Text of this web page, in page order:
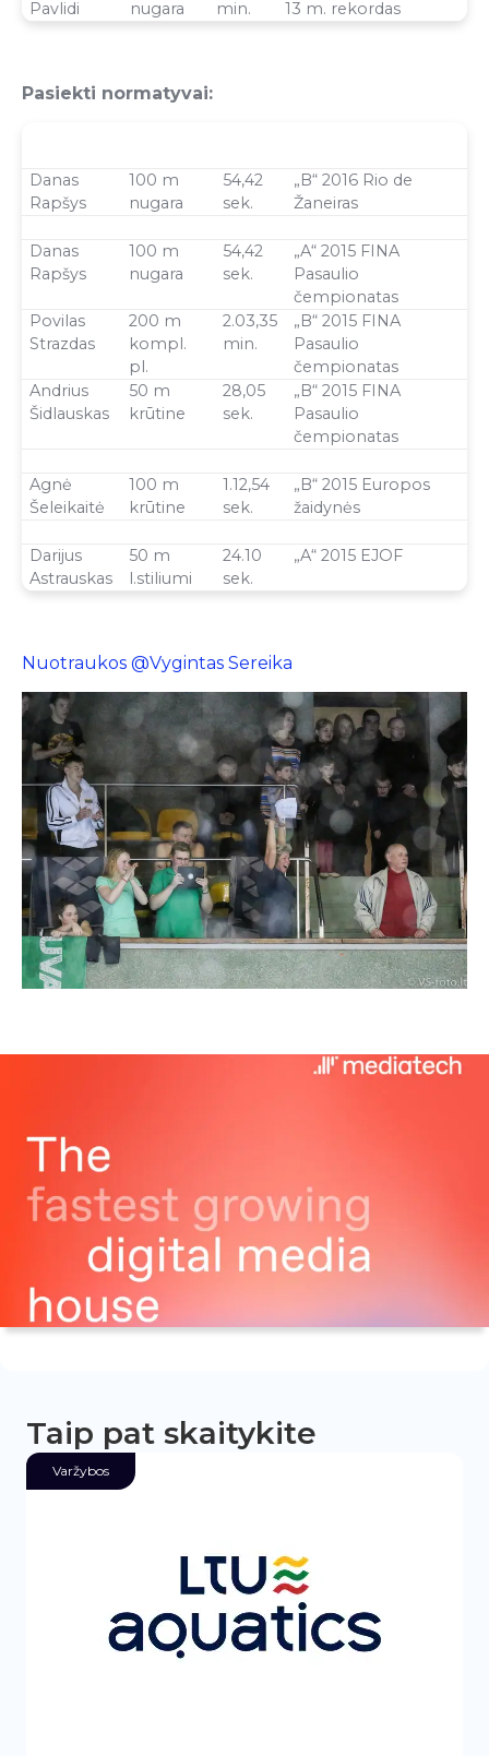
Pavlidi nugara min. 13 m. rekordas
Pasiekti normatyvai:
Danas
Rapšys
100 m
nugara
54,42
sek.
„B“ 2016 Rio de
Žaneiras
Danas
Rapšys
100 m
nugara
54,42
sek.
„A“ 2015 FINA
Pasaulio
čempionatas
Povilas
Strazdas
200 m
kompl.
pl.
2.03,35
min.
„B“ 2015 FINA
Pasaulio
čempionatas
Andrius
Šidlauskas
50 m
krūtine
28,05
sek.
„B“ 2015 FINA
Pasaulio
čempionatas
Agnė
Šeleikaitė
100 m
krūtine
1.12,54
sek.
„B“ 2015 Europos
žaidynės
Darijus
Astrauskas
50 m
l.stiliumi
24.10
sek.
„A“ 2015 EJOF
Nuotraukos @Vygintas Sereika
Taip pat skaitykite
Varžybos